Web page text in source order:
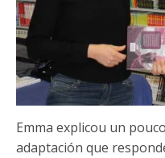
Emma explicou un
adaptación que